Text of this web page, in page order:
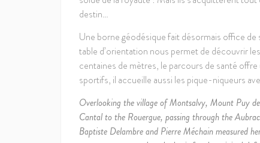
destin…
Une borne géodésique fait désormais office
table d’orientation nous permet de découvrir
centaines de mètres, le parcours de santé
sportifs, il accueille aussi les pique-niqueurs
Overlooking the village of Montsalvy, Mount Puy
Cantal to the Rouergue, passing through the
Baptiste Delambre and Pierre Méchain measured